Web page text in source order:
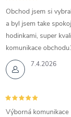
7.4.2026
Obchod jsem si
a byl jsem take
hodinkami, super
komunikace
Výborná komunikace